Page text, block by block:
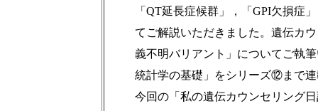
「QT延長症候群」，「GPI欠損症
てご解説いただきました。遺伝カ
義不明バリアント」についてご執
統計学の基礎」をシリーズ⑫まで
今回の「私の遺伝カウンセリング